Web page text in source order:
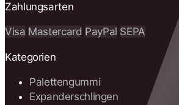
Zahlungsarten
Visa Mastercard PayPal SEPA
Kategorien
Palettengummi
Expanderschlingen